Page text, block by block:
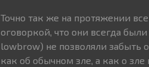
Точно так же на протяжении
оговоркой, что они всегда
lowbrow) не позволяли забыть
как об обычном зле, а как о